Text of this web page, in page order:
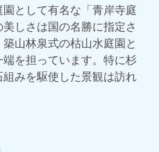
として有名な「青岸寺庭
しさは国の名勝に指定さ
山林泉式の枯山水庭園と
を担っています。特に杉
みを駆使した景観は訪れ